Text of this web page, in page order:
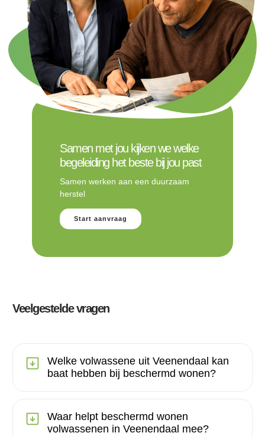
Samen met jou kijken we welke
begeleiding het beste bij jou past
Samen werken aan een duurzaam
herstel
Start aanvraag
Veelgestelde vragen
Welke volwassene uit Veenendaal kan
baat hebben bij beschermd wonen?
Waar helpt beschermd wonen
volwassenen in Veenendaal mee?